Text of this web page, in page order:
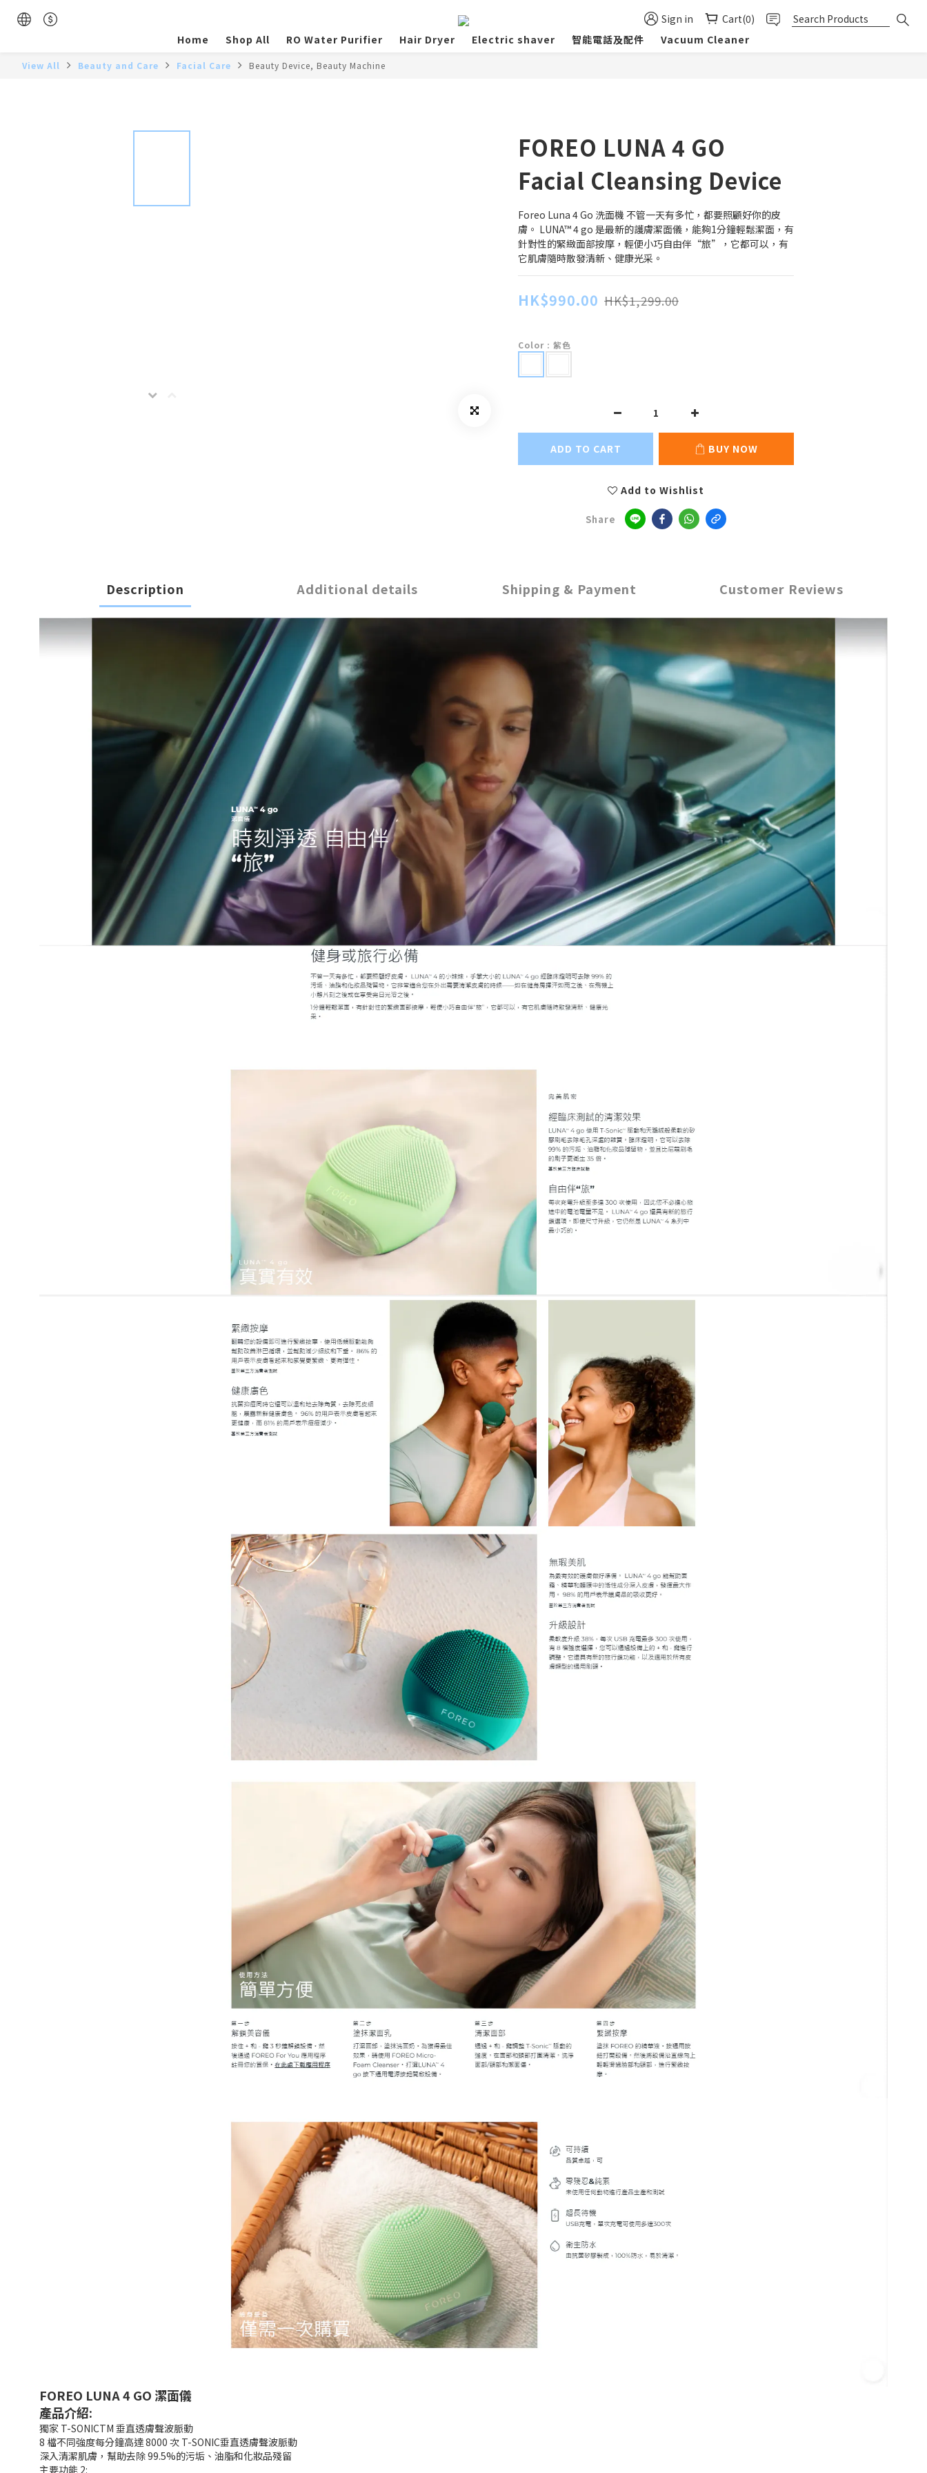
Sign in
Cart(0)
Home
Shop All RO Water Purifier Hair Dryer Electric shaver 智能電話及配件 Vacuum Cleaner
View All Beauty and Care Facial Care Beauty Device, Beauty Machine
FOREO LUNA 4 GO
Facial Cleansing Device
Foreo Luna 4 Go 洗面機 不管一天有多忙，都要照顧好你的皮
膚。 LUNA™ 4 go 是最新的護膚潔面儀，能夠1分鐘輕鬆潔面，有
針對性的緊緻面部按摩，輕便小巧自由伴“旅”，它都可以，有
它肌膚隨時散發清新、健康光采。
HK$990.00 HK$1,299.00
Color : 紫色
ADD TO CART BUY NOW
Add to Wishlist
Share
Description Additional details Shipping & Payment Customer Reviews
FOREO LUNA 4 GO 潔面儀
產品介紹:
獨家 T-SONICTM 垂直透膚聲波脈動
8 檔不同強度每分鐘高達 8000 次 T-SONIC垂直透膚聲波脈動
深入清潔肌膚，幫助去除 99.5%的污垢、油脂和化妝品殘留
主要功能 2: